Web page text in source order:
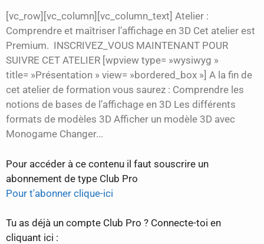
[vc_row][vc_column][vc_column_text] Atelier :
Comprendre et maîtriser l’affichage en 3D Cet atelier est
Premium. INSCRIVEZ_VOUS MAINTENANT POUR
SUIVRE CET ATELIER [wpview type= »wysiwyg »
title= »Présentation » view= »bordered_box »] A la fin de
cet atelier de formation vous saurez : Comprendre les
notions de bases de l’affichage en 3D Les différents
formats de modèles 3D Afficher un modèle 3D avec
Monogame Changer...
Pour accéder à ce contenu il faut souscrire un
abonnement de type Club Pro
Pour t'abonner clique-ici
Tu as déjà un compte Club Pro ? Connecte-toi en
cliquant ici :